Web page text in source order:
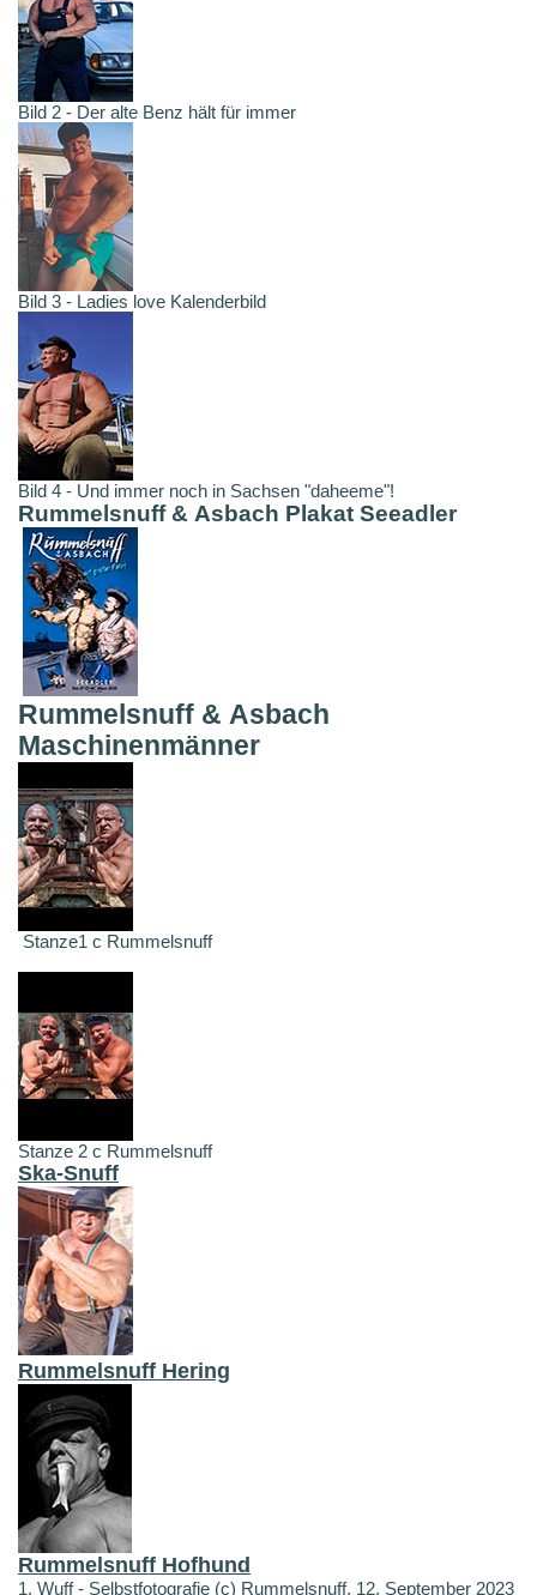
Bild 2 - Der alte Benz hält für immer
Bild 3 - Ladies love Kalenderbild
Bild 4 - Und immer noch in Sachsen "daheeme"!
Rummelsnuff & Asbach Plakat Seeadler
Rummelsnuff & Asbach
Maschinenmänner
Stanze1 c Rummelsnuff
Stanze 2 c Rummelsnuff
Ska-Snuff
Rummelsnuff Hering
Rummelsnuff Hofhund
1. Wuff - Selbstfotografie (c) Rummelsnuff, 12. September 2023